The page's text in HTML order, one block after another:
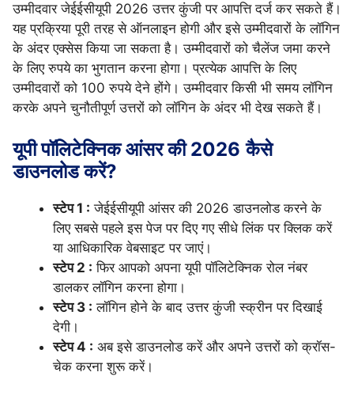
उम्मीदवार जेईईसीयूपी 2026 उत्तर कुंजी पर आपत्ति दर्ज कर सकते हैं।
यह प्रक्रिया पूरी तरह से ऑनलाइन होगी और इसे उम्मीदवारों के लॉगिन
के अंदर एक्सेस किया जा सकता है। उम्मीदवारों को चैलेंज जमा करने
के लिए रुपये का भुगतान करना होगा। प्रत्येक आपत्ति के लिए
उम्मीदवारों को 100 रुपये देने होंगे। उम्मीदवार किसी भी समय लॉगिन
करके अपने चुनौतीपूर्ण उत्तरों को लॉगिन के अंदर भी देख सकते हैं।
यूपी पॉलिटेक्निक आंसर की 2026 कैसे
डाउनलोड करें?
स्टेप 1 : जेईईसीयूपी आंसर की 2026 डाउनलोड करने के
लिए सबसे पहले इस पेज पर दिए गए सीधे लिंक पर क्लिक करें
या आधिकारिक वेबसाइट पर जाएं।
स्टेप 2 : फिर आपको अपना यूपी पॉलिटेक्निक रोल नंबर
डालकर लॉगिन करना होगा।
स्टेप 3 : लॉगिन होने के बाद उत्तर कुंजी स्क्रीन पर दिखाई
देगी।
स्टेप 4 : अब इसे डाउनलोड करें और अपने उत्तरों को क्रॉस-
चेक करना शुरू करें।